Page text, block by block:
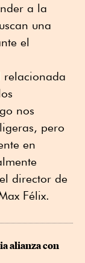
a la
una
el
relacionada
nos
pero
en
director de
Félix.
alianza con